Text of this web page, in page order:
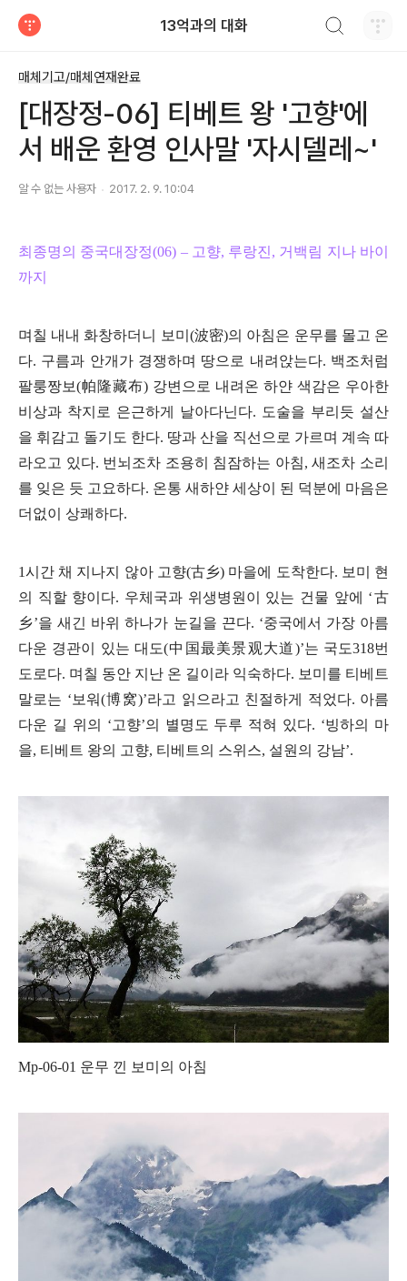
13억과의 대화
매체기고/매체연재완료
[대장정-06] 티베트 왕 '고향'에
서 배운 환영 인사말 '자시델레~'
알 수 없는 사용자 2017. 2. 9. 10:04
최종명의 중국대장정(06) – 고향, 루랑진 , 거백림 지나 바이
까지
며칠 내내 화창하더니 보미 (波密)의 아침은 운무를 몰고 온
다. 구름과 안개가 경쟁하며 땅으로 내려앉는다. 백조처럼
팔룽짱보(帕隆藏布) 강변으로 내려온 하얀 색감은 우아한
비상과 착지로 은근하게 날아다닌다. 도술을 부리듯 설산
을 휘감고 돌기도 한다. 땅과 산을 직선으로 가르며 계속 따
라오고 있다. 번뇌조차 조용히 침잠하는 아침,새조차 소리
를 잊은 듯 고요하다. 온통 새하얀 세상이 된 덕분에 마음은
더없이 상쾌하다.
1시간 채 지나지 않아 고향(古乡) 마을에 도착한다. 보미 현
의 직할 향이다. 우체국과 위생병원이 있는 건물 앞에 ‘古
乡’을 새긴 바위 하나가 눈길을 끈다. ‘중국에서 가장 아름
다운 경관이 있는 대도(中 国最美景观大道)’는 국도318번
도로다. 며칠 동안 지난 온 길이라 익숙하다. 보미를 티베트
말로는 ‘ 보워(博窝)’라고 읽으라고 친절하게 적었다. 아름
다운 길 위의 ‘고향’의 별명도 두루 적혀 있다. ‘빙하의 마
을, 티베트 왕의 고향, 티베트의 스위스, 설원의 강남’.
Mp-06-01 운무 낀 보미의 아침